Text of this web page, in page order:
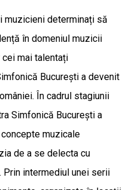
muzicieni determinați să
în domeniul muzicii
cei mai talentați
București a devenit
În cadrul stagiunii
Simfonică București a
muzicale
de a se delecta cu
Prin intermediul unei serii